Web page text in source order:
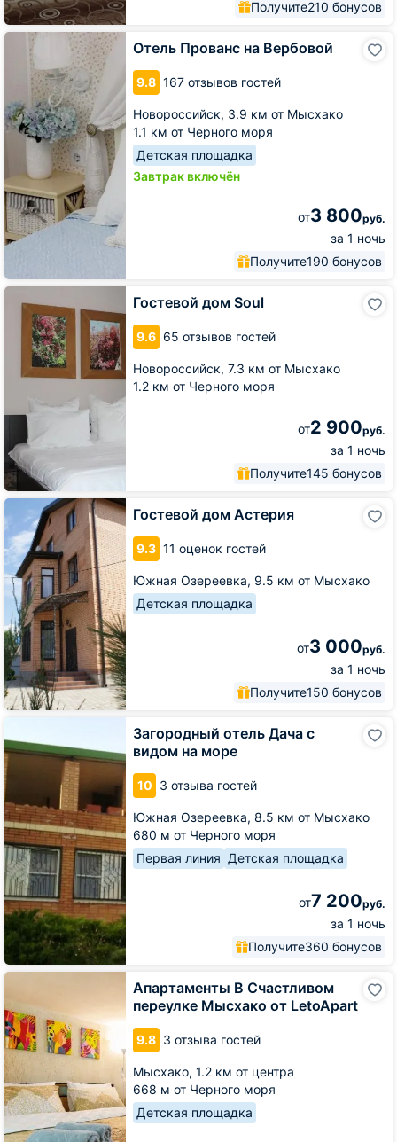
Получите210 бонусов
Отель Прованс на Вербовой
9.8 167 отзывов гостей
Новороссийск, 3.9 км от Мысхако
1.1 км от Черного моря
Детская площадка
Завтрак включён
от3 800руб.
за 1 ночь
Получите190 бонусов
Отель
Прованс
Вербовой
Гостевой дом Soul
9.6 65 отзывов гостей
Новороссийск, 7.3 км от Мысхако
1.2 км от Черного моря
от2 900руб.
за 1 ночь
Получите145 бонусов
Гостевой
дом
Гостевой дом Астерия
9.3 11 оценок гостей
Южная Озереевка, 9.5 км от Мысхако
Детская площадка
от3 000руб.
за 1 ночь
Получите150 бонусов
Гостевой
дом
Астерия
Загородный отель Дача с
видом на море
10 3 отзыва гостей
Южная Озереевка, 8.5 км от Мысхако
680 м от Черного моря
Первая линия Детская площадка
от7 200руб.
за 1 ночь
Получите360 бонусов
отель
Дача
с
видом
на
море
Апартаменты В Счастливом
переулке Мысхако от LetoApart
9.8 3 отзыва гостей
Мысхако, 1.2 км от центра
668 м от Черного моря
Детская площадка
Апартаменты
Счастливом
переулке
Мысхако
от
LetoApart